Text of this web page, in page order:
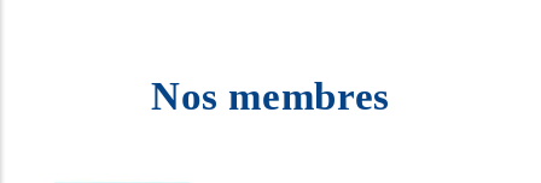
Nos membres